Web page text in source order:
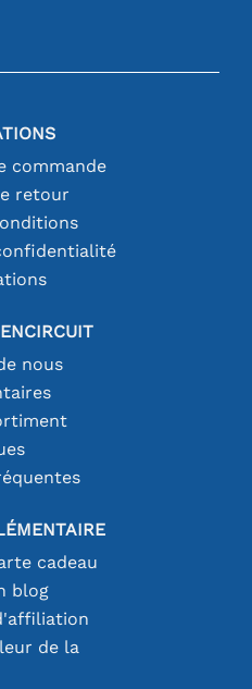
commande
retour
nous
cadeau
blog
de la